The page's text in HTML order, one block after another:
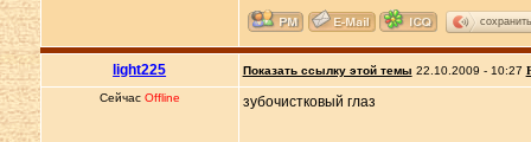
сохранить
light225 Показать ссылку этой темы 22.10.2009 - 10:27
Сейчас Offline зубочистковый глаз